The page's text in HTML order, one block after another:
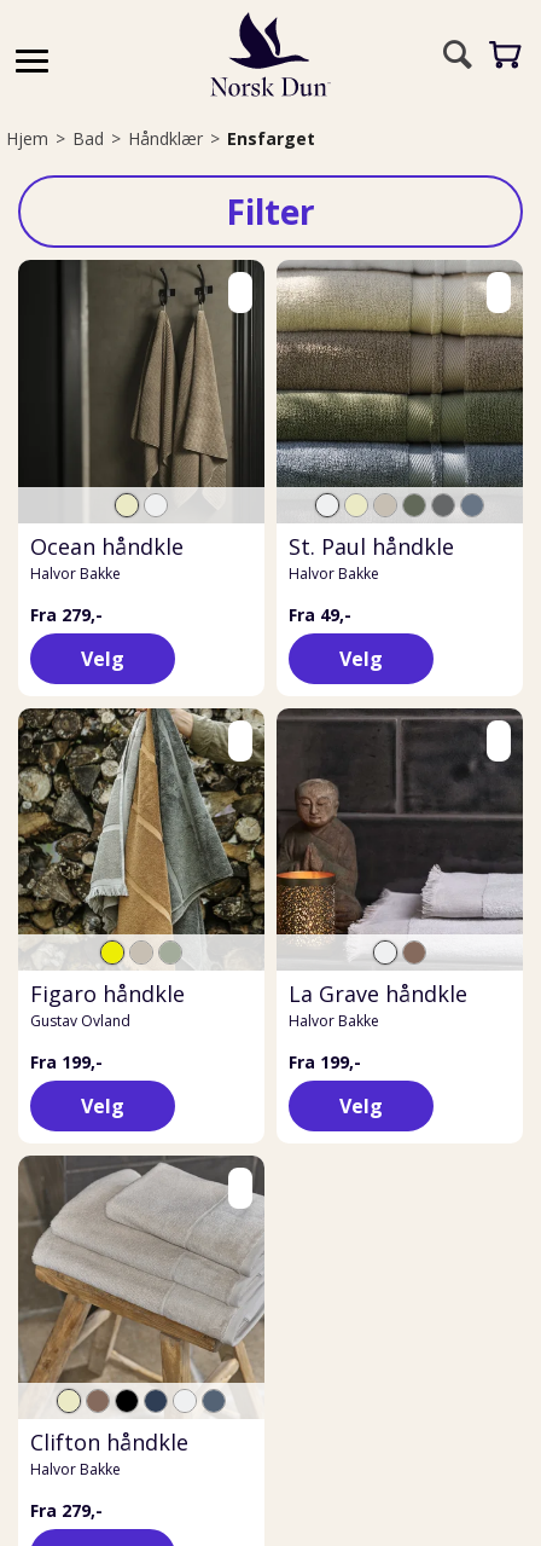
Hjem>Bad>Håndklær>Ensfarget
Filter
Ocean håndkle
Halvor Bakke
Fra 279,-
Velg
St. Paul håndkle
Halvor Bakke
Fra 49,-
Velg
Figaro håndkle
Gustav Ovland
Fra 199,-
Velg
La Grave håndkle
Halvor Bakke
Fra 199,-
Velg
Clifton håndkle
Halvor Bakke
Fra 279,-